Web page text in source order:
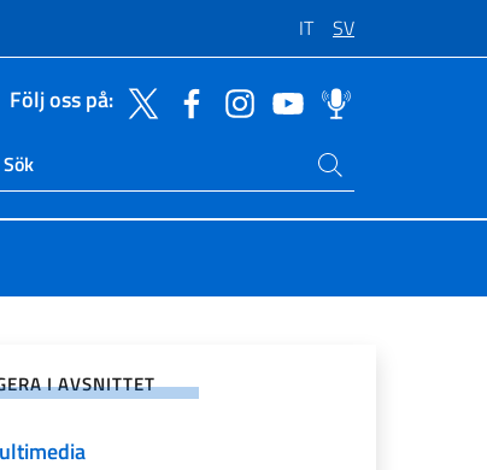
IT SV
Följ oss på:
sito live
Sök på sajten
I AVSNITTET